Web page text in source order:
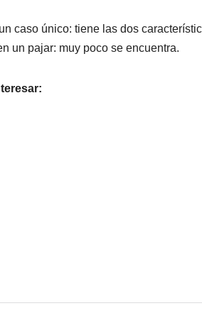
caso único: tiene las dos
un pajar: muy poco se encuentra.